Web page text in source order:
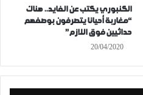
الكنبوري يكتب عن الفايد.. هناك
“مغاربة أحيانا يتصرفون بوصفهم
حداثيين فوق اللازم”
20/04/2020